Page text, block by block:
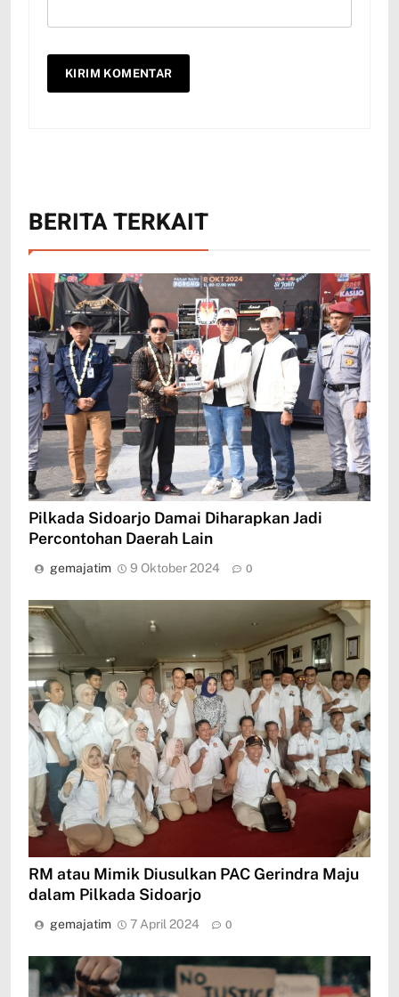
BERITA TERKAIT
Pilkada Sidoarjo Damai Diharapkan Jadi
Percontohan Daerah Lain
gemajatim 9 Oktober 2024 0
RM atau Mimik Diusulkan PAC Gerindra Maju
dalam Pilkada Sidoarjo
gemajatim 7 April 2024 0